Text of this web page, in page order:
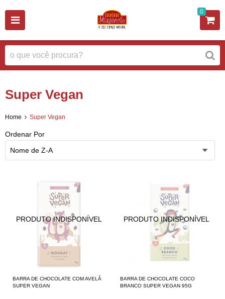
0
Super Vegan
Home Super Vegan
Ordenar Por
Nome de Z-A
BARRA DE CHOCOLATE COM AVELÃ
SUPER VEGAN
BARRA DE CHOCOLATE COCO
BRANCO SUPER VEGAN 95G